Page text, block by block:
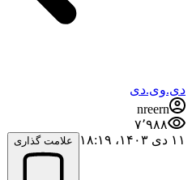
دی.وی.دی
nreern
۷٬۹۸۸
۱۱ دی ۱۴۰۳،‏ ۱۸:۱۹
علامت گذاری